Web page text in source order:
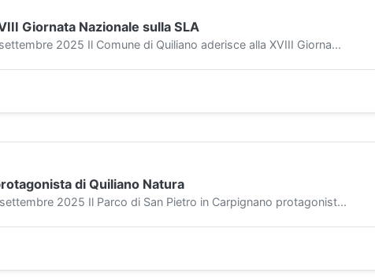
Giornata Nazionale sulla SLA
2025 Il Comune di Quiliano aderisce alla XVIII Giorna...
di Quiliano Natura
2025 Il Parco di San Pietro in Carpignano protagonist...